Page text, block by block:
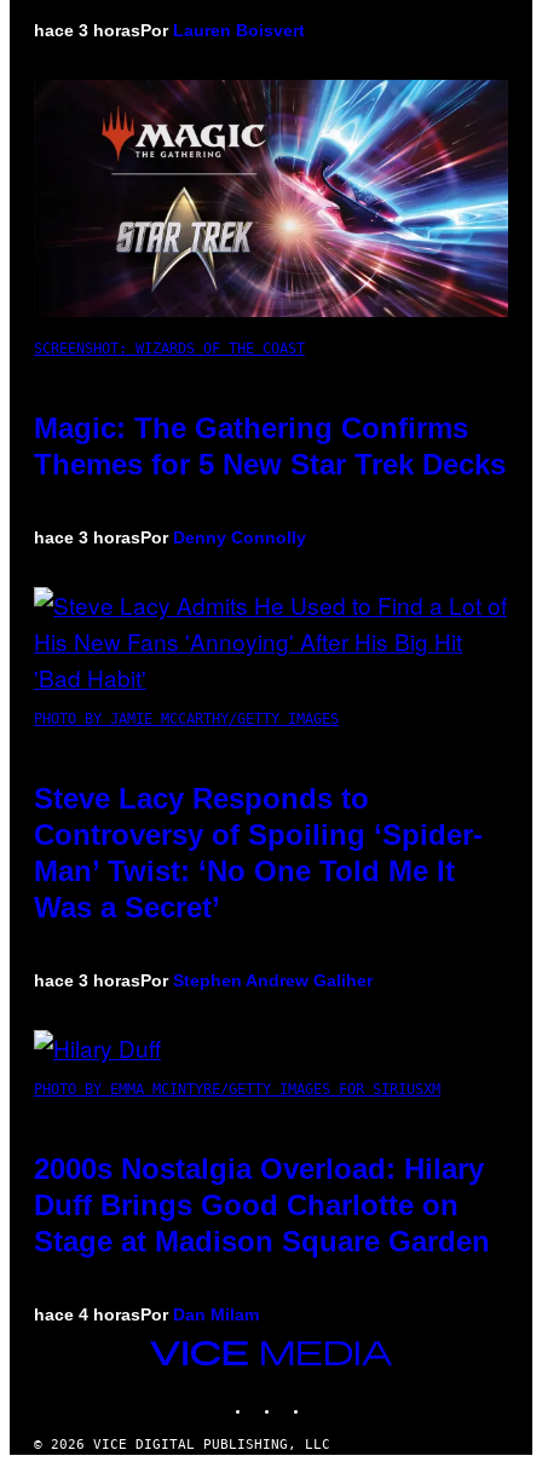
hace 3 horasPor Lauren Boisvert
SCREENSHOT: WIZARDS OF THE COAST
Magic: The Gathering Confirms
Themes for 5 New Star Trek Decks
hace 3 horasPor Denny Connolly
PHOTO BY JAMIE MCCARTHY/GETTY IMAGES
Steve Lacy Responds to
Controversy of Spoiling ‘Spider-
Man’ Twist: ‘No One Told Me It
Was a Secret’
hace 3 horasPorStephen Andrew Galiher
PHOTO BY EMMA MCINTYRE/GETTY IMAGES FOR SIRIUSXM
2000s Nostalgia Overload: Hilary
Duff Brings Good Charlotte on
Stage at Madison Square Garden
hace 4 horasPor Dan Milam
VICE
MEDIA
© 2026 VICE DIGITAL PUBLISHING, LLC